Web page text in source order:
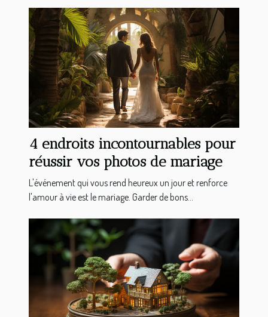
4 endroits incontournables pour
réussir vos photos de mariage
L'événement qui vous rend heureux un jour et renforce
l'amour à vie est le mariage. Garder de bons...